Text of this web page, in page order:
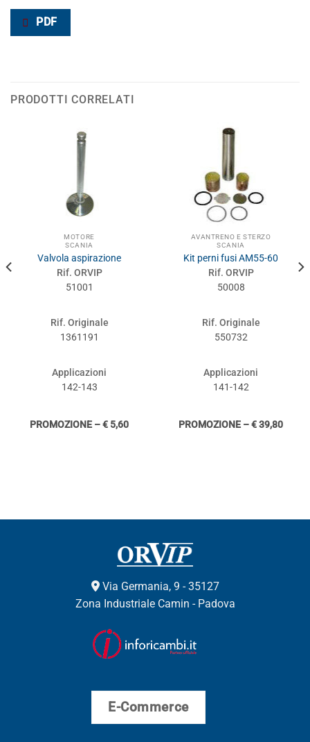
PDF
PRODOTTI CORRELATI
MOTORE
SCANIA
Valvola aspirazione
Rif. ORVIP
51001
Rif. Originale
1361191
Applicazioni
142-143
PROMOZIONE – € 5,60
AVANTRENO E STERZO
SCANIA
Kit perni fusi AM55-60
Rif. ORVIP
50008
Rif. Originale
550732
Applicazioni
141-142
PROMOZIONE – € 39,80
Via Germania, 9 - 35127
Zona Industriale Camin - Padova
E-Commerce